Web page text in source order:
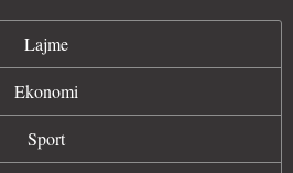
Lajme
Ekonomi
Sport